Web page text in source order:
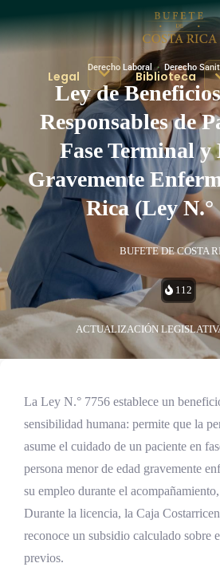
Legal Biblioteca
Derecho Laboral ·Derecho
Ley de
Responsables de
Fase Terminal y
Gravemente
Rica (Ley N.°
BUFETE DE COSTA
112
ACTUALIZACIÓN
La Ley N.° 7756 establece un
sensibilidad humana: permite que la
asume el cuidado de un paciente en
persona menor de edad gravemente
su empleo durante el
Durante la licencia, la Caja
reconoce un subsidio calculado sobre
previos.